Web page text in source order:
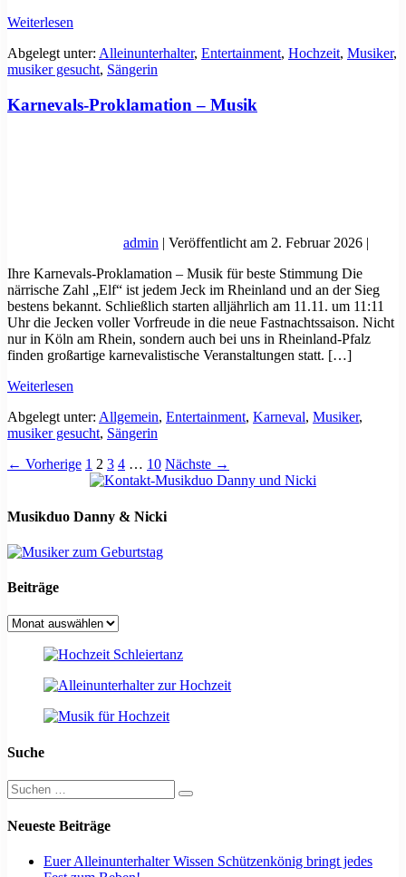
Weiterlesen
Abgelegt unter: Alleinunterhalter, Entertainment, Hochzeit, Musiker,
musiker gesucht, Sängerin
Karnevals-Proklamation – Musik
admin | Veröffentlicht am 2. Februar 2026 |
Ihre Karnevals-Proklamation – Musik für beste Stimmung Die
närrische Zahl „Elf“ ist jedem Jeck im Rheinland und an der Sieg
bestens bekannt. Schließlich starten alljährlich am 11.11. um 11:11
Uhr die Jecken voller Vorfreude in die neue Fastnachtssaison. Nicht
nur in Köln am Rhein, sondern auch bei uns in Rheinland-Pfalz
finden großartige karnevalistische Veranstaltungen statt. […]
Weiterlesen
–
Musik
Abgelegt unter: Allgemein, Entertainment, Karneval, Musiker,
musiker gesucht, Sängerin
Seitennummerierung
Beiträge
← Vorherige 1 2 3 4 … 10 Nächste →
Musikduo Danny & Nicki
Beiträge
Beiträge
Suche
Suchen
nach:
Neueste Beiträge
Euer Alleinunterhalter Wissen Schützenkönig bringt jedes